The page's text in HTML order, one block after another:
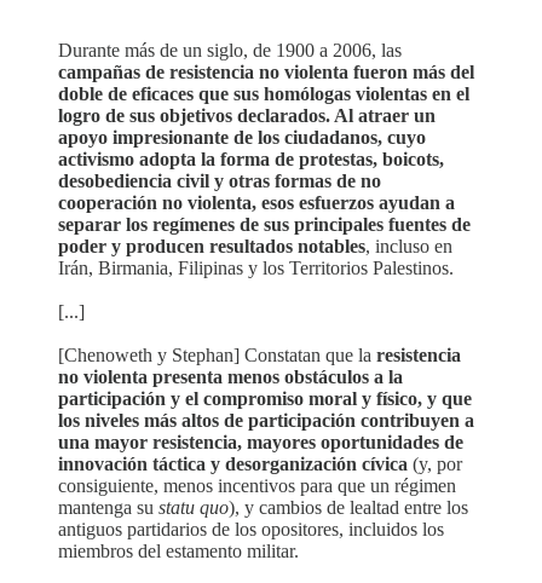
Durante más de un siglo, de 1900 a 2006, las
campañas de resistencia no violenta fueron más del
doble de eficaces que sus homólogas violentas en el
logro de sus objetivos declarados. Al atraer un
apoyo impresionante de los ciudadanos, cuyo
activismo adopta la forma de protestas, boicots,
desobediencia civil y otras formas de no
cooperación no violenta, esos esfuerzos ayudan a
separar los regímenes de sus principales fuentes de
poder y producen resultados notables, incluso en
Irán, Birmania, Filipinas y los Territorios Palestinos.
[...]
[Chenoweth y Stephan] Constatan que la resistencia
no violenta presenta menos obstáculos a la
participación y el compromiso moral y físico, y que
los niveles más altos de participación contribuyen a
una mayor resistencia, mayores oportunidades de
innovación táctica y desorganización cívica (y, por
consiguiente, menos incentivos para que un régimen
mantenga su statu quo), y cambios de lealtad entre los
antiguos partidarios de los opositores, incluidos los
miembros del estamento militar.